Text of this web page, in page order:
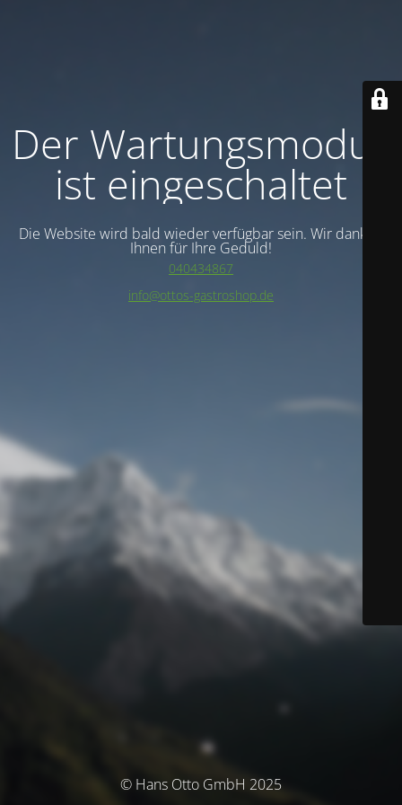
Der Wartungsmodus
ist eingeschaltet
Die Website wird bald wieder verfügbar sein. Wir danken
Ihnen für Ihre Geduld!
040434867
info@ottos-gastroshop.de
© Hans Otto GmbH 2025